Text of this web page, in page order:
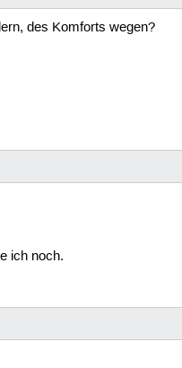
des Komforts wegen?
ich noch.